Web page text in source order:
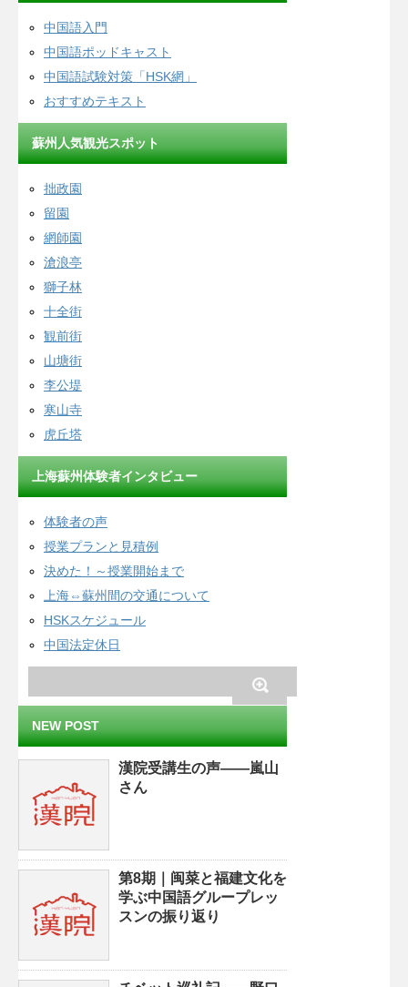
中国語入門
中国語ポッドキャスト
中国語試験対策「HSK網」
おすすめテキスト
蘇州人気観光スポット
拙政園
留園
網師園
滄浪亭
獅子林
十全街
観前街
山塘街
李公堤
寒山寺
虎丘塔
上海蘇州体験者インタビュー
体験者の声
授業プランと見積例
決めた！～授業開始まで
上海⇔蘇州間の交通について
HSKスケジュール
中国法定休日
NEW POST
漢院受講生の声——嵐山
さん
第8期｜闽菜と福建文化を
学ぶ中国語グループレッ
スンの振り返り